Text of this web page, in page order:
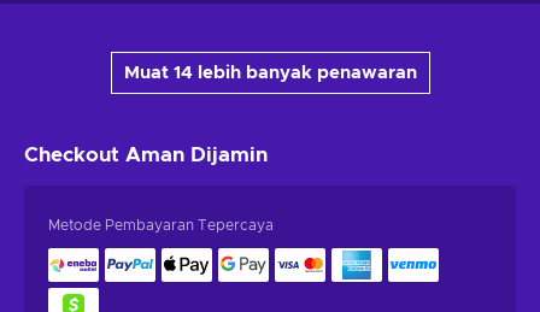
Muat 14 lebih banyak penawaran
Checkout Aman Dijamin
Metode Pembayaran Tepercaya